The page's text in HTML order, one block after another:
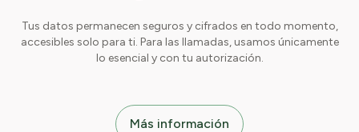
Tus datos permanecen seguros y cifrados en todo momento,
accesibles solo para ti. Para las llamadas, usamos únicamente
lo esencial y con tu autorización.
Más información